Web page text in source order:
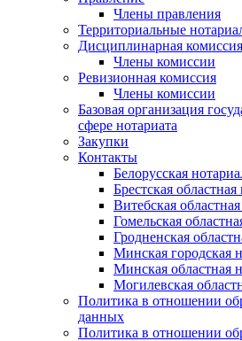
Члены правления
Территориальные
Дисциплинарная комиссия
Члены комиссии
Ревизионная комиссия
Члены комиссии
Базовая организация
сфере нотариата
Закупки
Контакты
Белорусская
Брестская
Витебская
Гомельская
Гродненская
Минская городская
Минская областная
Могилевская
Политика в отношении
данных
Политика в отношении